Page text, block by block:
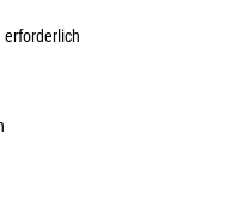
Auffanggerät Axic-FA EN
erforderlich